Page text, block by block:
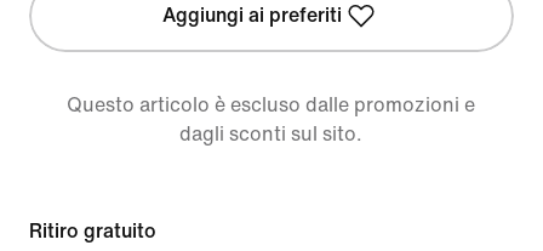
Aggiungi ai preferiti
Questo articolo è escluso dalle promozioni e
dagli sconti sul sito.
Ritiro gratuito